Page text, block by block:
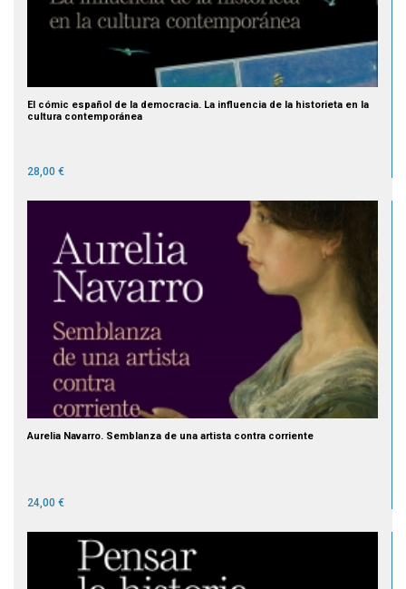
El cómic español de la democracia. La influencia de la historieta en la
cultura contemporánea
28,00 €
Aurelia Navarro. Semblanza de una artista contra corriente
24,00 €